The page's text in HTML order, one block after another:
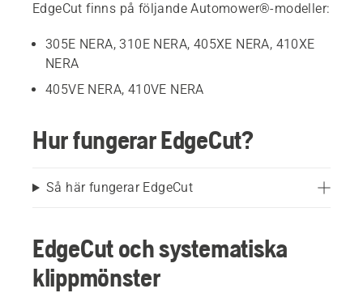
EdgeCut finns på följande Automower®-modeller:
305E NERA, 310E NERA, 405XE NERA, 410XE
NERA
405VE NERA, 410VE NERA
Hur fungerar EdgeCut?
Så här fungerar EdgeCut
EdgeCut och systematiska
klippmönster